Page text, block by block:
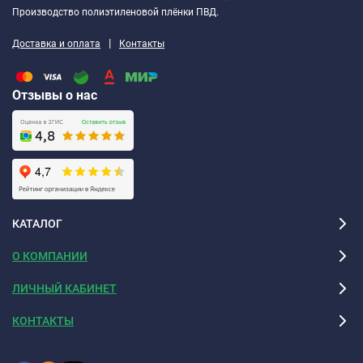
Усадка: 0%
Срок годности: 18 месяцев
Объём: 300 мл
Подготовка
Работы производить при температуре окружающей среды
от +5°C до +35°C. Поверхности должны быть чистыми,
Старый герметик (если есть) - удалить механически.
рекомендуется наклеить по краям шва малярную ленту до
нанесения последнего.
Производство полиэтиленовой плёнки ПВД.
Доставка и оплата | Контакты
Отзывы о нас
КАТАЛОГ
О КОМПАНИИ
ЛИЧНЫЙ КАБИНЕТ
КОНТАКТЫ